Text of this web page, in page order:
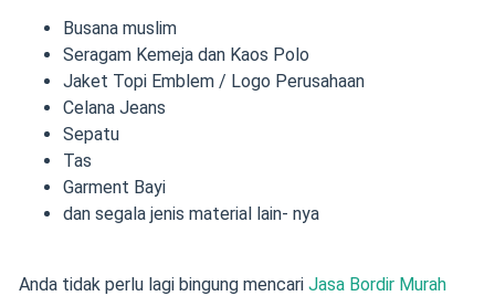
Busana muslim
Seragam Kemeja dan Kaos Polo
Jaket Topi Emblem / Logo Perusahaan
Celana Jeans
Sepatu
Tas
Garment Bayi
dan segala jenis material lain- nya
Anda tidak perlu lagi bingung mencari Jasa Bordir Murah